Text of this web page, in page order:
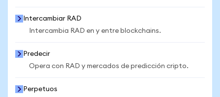
Intercambiar RAD
Intercambia RAD en y entre blockchains.
Predecir
Opera con RAD y mercados de predicción cripto.
Perpetuos